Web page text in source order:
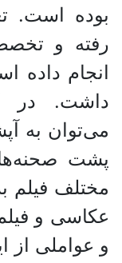
بوده است.
رفته و
انجام داده
داشت. در
می‌توان به
پشت
مختلف فیلم
عکاسی و
و عواملی از